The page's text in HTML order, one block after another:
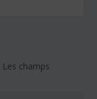
Les champs